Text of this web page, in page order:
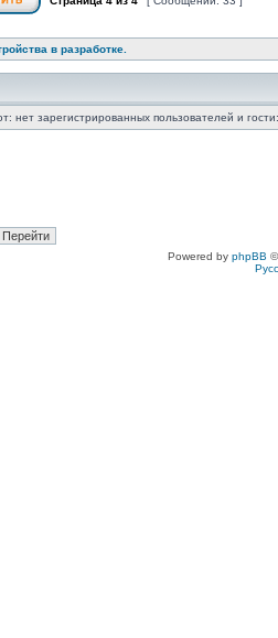
в разработке.
нет зарегистрированных пользователей и
Powered by phpBB